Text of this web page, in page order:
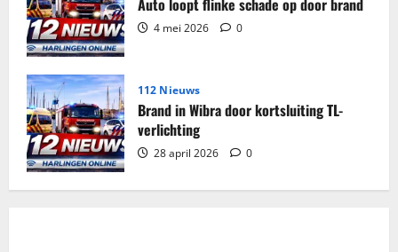
Auto loopt flinke schade op door brand
4 mei 2026 0
112 Nieuws
Brand in Wibra door kortsluiting TL-
verlichting
28 april 2026 0